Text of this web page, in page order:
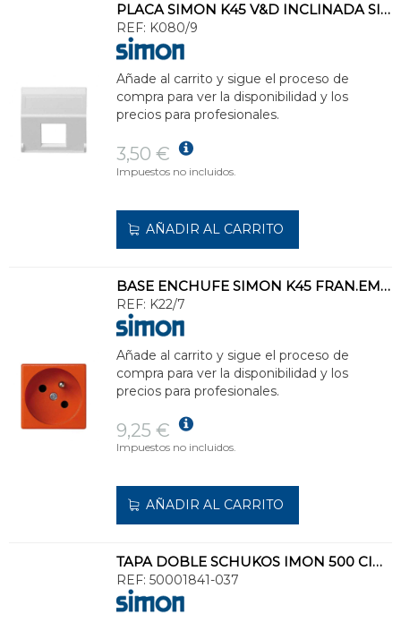
PLACA SIMON K45 V&D INCLINADA SIN GUARDAPOLVO PARA 1 MÓDULO MD BLANCO NIEVE
REF: K080/9
Añade al carrito y sigue el proceso de
compra para ver la disponibilidad y los
precios para profesionales.
3,50 €
Impuestos no incluidos.
AÑADIR AL CARRITO
BASE ENCHUFE SIMON K45 FRAN.EMBOR.RAP.OBT.PROT.NJ.
REF: K22/7
Añade al carrito y sigue el proceso de
compra para ver la disponibilidad y los
precios para profesionales.
9,25 €
Impuestos no incluidos.
AÑADIR AL CARRITO
TAPA DOBLE SCHUKOS IMON 500 CIMA SIN LED ROJO
REF: 50001841-037